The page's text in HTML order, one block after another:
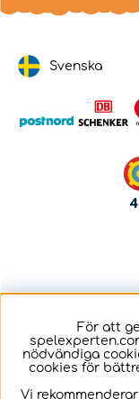
Svenska
För att
nödvändiga
cookies för
Vi